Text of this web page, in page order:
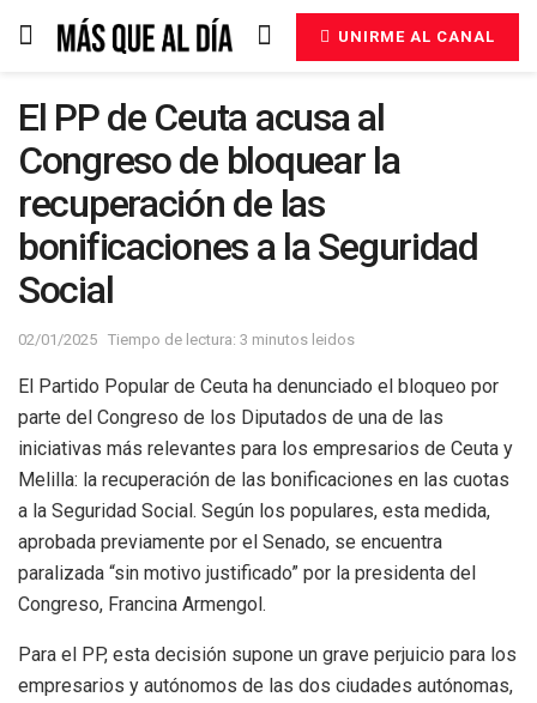
UNIRME AL CANAL
El PP de Ceuta acusa al
Congreso de bloquear la
recuperación de las
bonificaciones a la Seguridad
Social
02/01/2025 Tiempo de lectura: 3 minutos leidos
El Partido Popular de Ceuta ha denunciado el bloqueo por
parte del Congreso de los Diputados de una de las
iniciativas más relevantes para los empresarios de Ceuta y
Melilla: la recuperación de las bonificaciones en las cuotas
a la Seguridad Social. Según los populares, esta medida,
aprobada previamente por el Senado, se encuentra
paralizada “sin motivo justificado” por la presidenta del
Congreso, Francina Armengol.
Para el PP, esta decisión supone un grave perjuicio para los
empresarios y autónomos de las dos ciudades autónomas,